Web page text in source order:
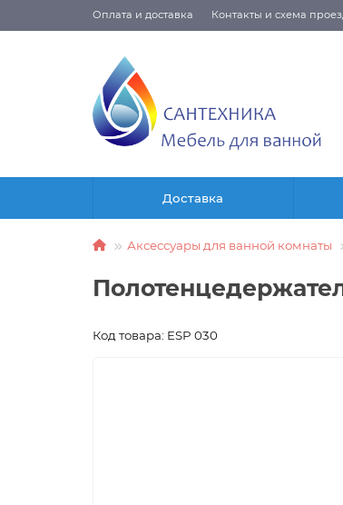
Оплата и доставка Контакты и схема
Доставка
Аксессуары для ванной комнаты
Код товара: ESP 030